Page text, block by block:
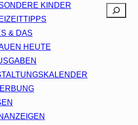
KINDER
& DAS
HEUTE
Search